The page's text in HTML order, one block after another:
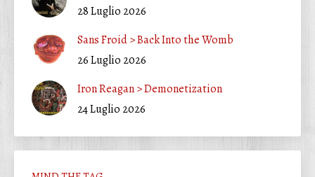
28 Luglio 2026
Sans Froid > Back Into the Womb
26 Luglio 2026
Iron Reagan > Demonetization
24 Luglio 2026